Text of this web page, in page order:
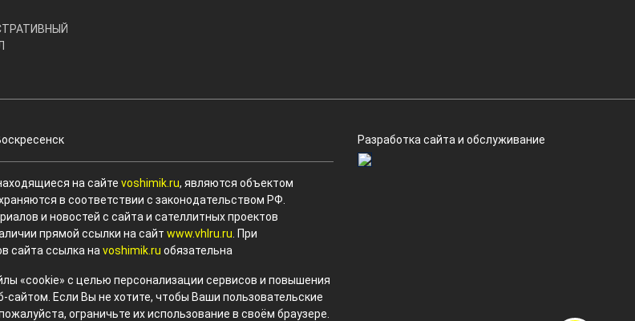
на сайте voshimik.ru, являются объектом
в соответствии с законодательством РФ.
и новостей с сайта и сателлитных проектов
прямой ссылки на сайт www.vhlru.ru . При
сайта ссылка на voshimik.ru обязательна
«cookie» с целью персонализации сервисов и повышения
сайтом. Если Вы не хотите, чтобы Ваши пользовательские
ограничьте их использование в своём браузере.
Разработка сайта и обслуживание